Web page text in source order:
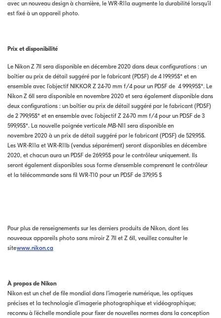
avec un nouveau design à charnière, le WR-R11a augmente la durabilité lorsqu’il
est fixé à un appareil photo.
Prix et disponibilité
Le Nikon Z 7II sera disponible en décembre 2020 dans deux configurations : un
boîtier au prix de détail suggéré par le fabricant (PDSF) de 4 199,95$* et en
ensemble avec l’objectif NIKKOR Z 24-70 mm f/4 pour un PDSF de 4 999,95$*. Le
Nikon Z 6II sera disponible en novembre 2020 et sera également disponible dans
deux configurations : un boîtier au prix de détail suggéré par le fabricant (PDSF)
de 2 799,95$* et en ensemble avec l’objectif Z 24-70 mm f/4 pour un PDSF de 3
599,95$*. La nouvelle poignée verticale MB-N11 sera disponible en
novembre 2020 à un prix de détail suggéré par le fabricant (PDSF) de 529,95$.
Les WR-R11a et WR-R11b (vendus séparément) seront disponibles en décembre
2020, et chacun aura un PDSF de 269,95$ pour le contrôleur uniquement. Ils
seront également disponibles sous forme d'ensemble comprenant le contrôleur
et la télécommande sans fil WR-T10 pour un PDSF de 379,95 $
Pour plus de renseignements sur les derniers produits de Nikon, dont les
nouveaux appareils photo sans miroir Z 7II et Z 6II, veuillez consulter le
sitewww.nikon.ca
À propos de Nikon
Nikon est un chef de file mondial dans l’imagerie numérique, les optiques
précises et la technologie d’imagerie photographique et vidéographique;
reconnu à l’échelle mondiale pour fixer de nouvelles normes dans la conception